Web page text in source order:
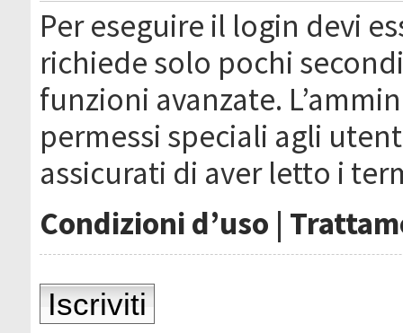
Per eseguire il login devi
richiede solo pochi
funzioni avanzate.
permessi speciali agli
assicurati di aver letto i
Condizioni d’uso |
Iscriviti